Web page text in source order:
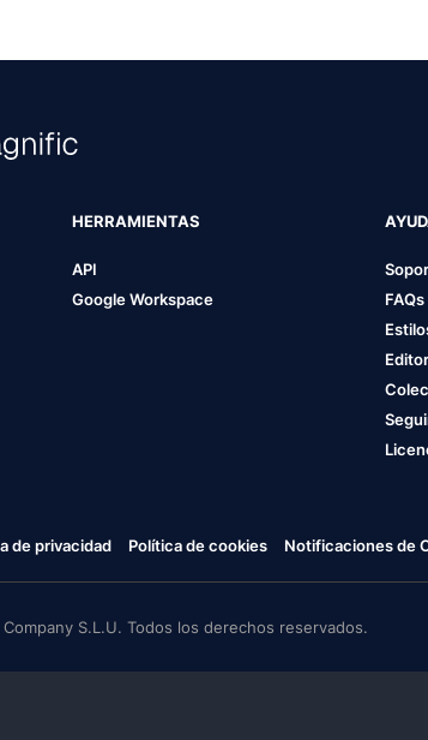
HERRAMIENTAS
API
Google Workspace
FAQs
de privacidad Política de cookies Notificaciones de
S.L.U. Todos los derechos reservados.